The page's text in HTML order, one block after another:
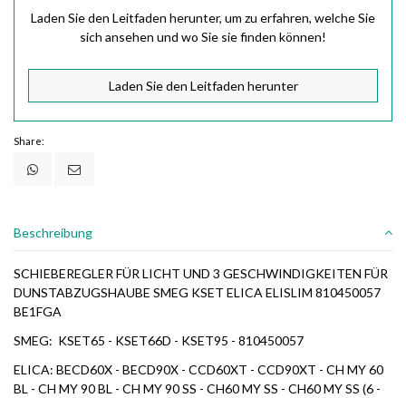
Laden Sie den Leitfaden herunter, um zu erfahren, welche Sie
sich ansehen und wo Sie sie finden können!
Laden Sie den Leitfaden herunter
Share:
Beschreibung
SCHIEBEREGLER FÜR LICHT UND 3 GESCHWINDIGKEITEN FÜR
DUNSTABZUGSHAUBE SMEG KSET ELICA ELISLIM 810450057
BE1FGA
SMEG: KSET65 - KSET66D - KSET95 - 810450057
ELICA: BECD60X - BECD90X - CCD60XT - CCD90XT - CH MY 60
BL - CH MY 90 BL - CH MY 90 SS - CH60 MY SS - CH60 MY SS (6 -